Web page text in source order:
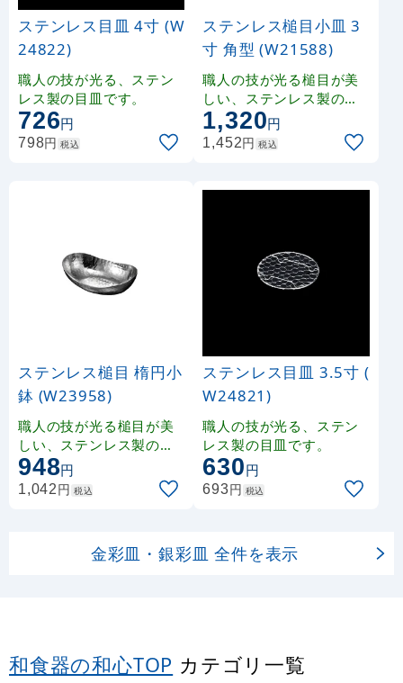
ステンレス目皿 4寸 (W
24822)
職人の技が光る、ステン
レス製の目皿です。
726円
798円 税込
ステンレス槌目小皿 3
寸 角型 (W21588)
職人の技が光る槌目が美
しい、ステンレス製の小
皿です。
1,320円
1,452円 税込
ステンレス槌目 楕円小
鉢 (W23958)
職人の技が光る槌目が美
しい、ステンレス製の小
鉢です。
948円
1,042円 税込
ステンレス目皿 3.5寸 (
W24821)
職人の技が光る、ステン
レス製の目皿です。
630円
693円 税込
金彩皿・銀彩皿 全件を表示
和食器の和心TOP カテゴリ一覧